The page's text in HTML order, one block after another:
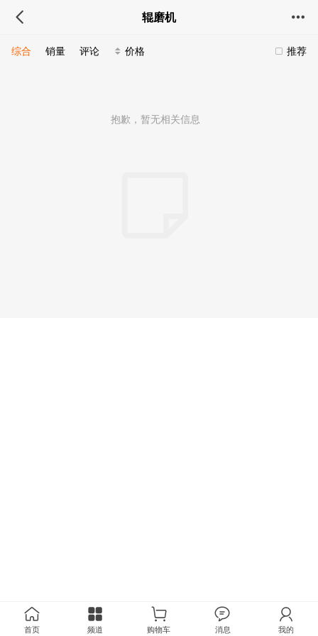
辊磨机
推荐
综合 销量 评论 价格
抱歉，暂无相关信息
首页 频道 购物车 消息 我的